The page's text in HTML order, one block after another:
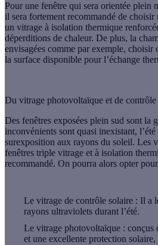
Pour une fenêtre qui sera orientée plein
il sera fortement recommandé de choisir
un vitrage à isolation thermique
déperditions de chaleur. De plus, la
envisagées comme par exemple, choisir
la surface disponible pour l’échange
Du vitrage photovoltaïque et de
Des fenêtres exposées plein sud sont la
inconvénients sont quasi inexistant,
surexposition aux rayons du soleil. Les
fenêtres triple vitrage et à isolation
recommandé. On pourra alors opter
Le vitrage de contrôle solaire : Il a
rayons ultraviolets durant l’été.
Le vitrage photovoltaïque : conçus
et une excellente protection